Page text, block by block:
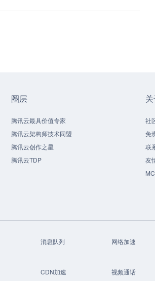
圈层
腾讯云最具价值专家
腾讯云架构师技术同盟
腾讯云创作之星
腾讯云TDP
社
免
联
友
消息队列
网络加速
CDN加速
视频通话